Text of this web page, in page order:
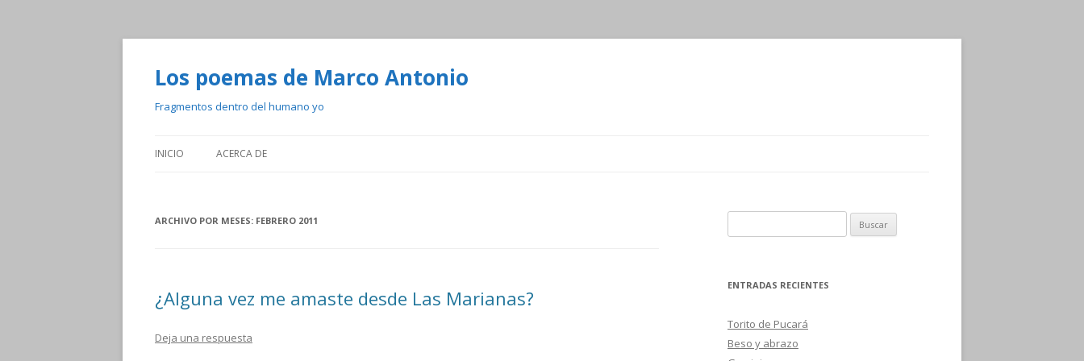
Los poemas de Marco Antonio
Fragmentos dentro del humano yo
INICIO ACERCA DE
ARCHIVO POR MESES: FEBRERO 2011
¿Alguna vez me amaste desde Las Marianas?
Deja una respuesta
u
c
r
:
ENTRADAS RECIENTES
Torito de Pucará
Beso y abrazo